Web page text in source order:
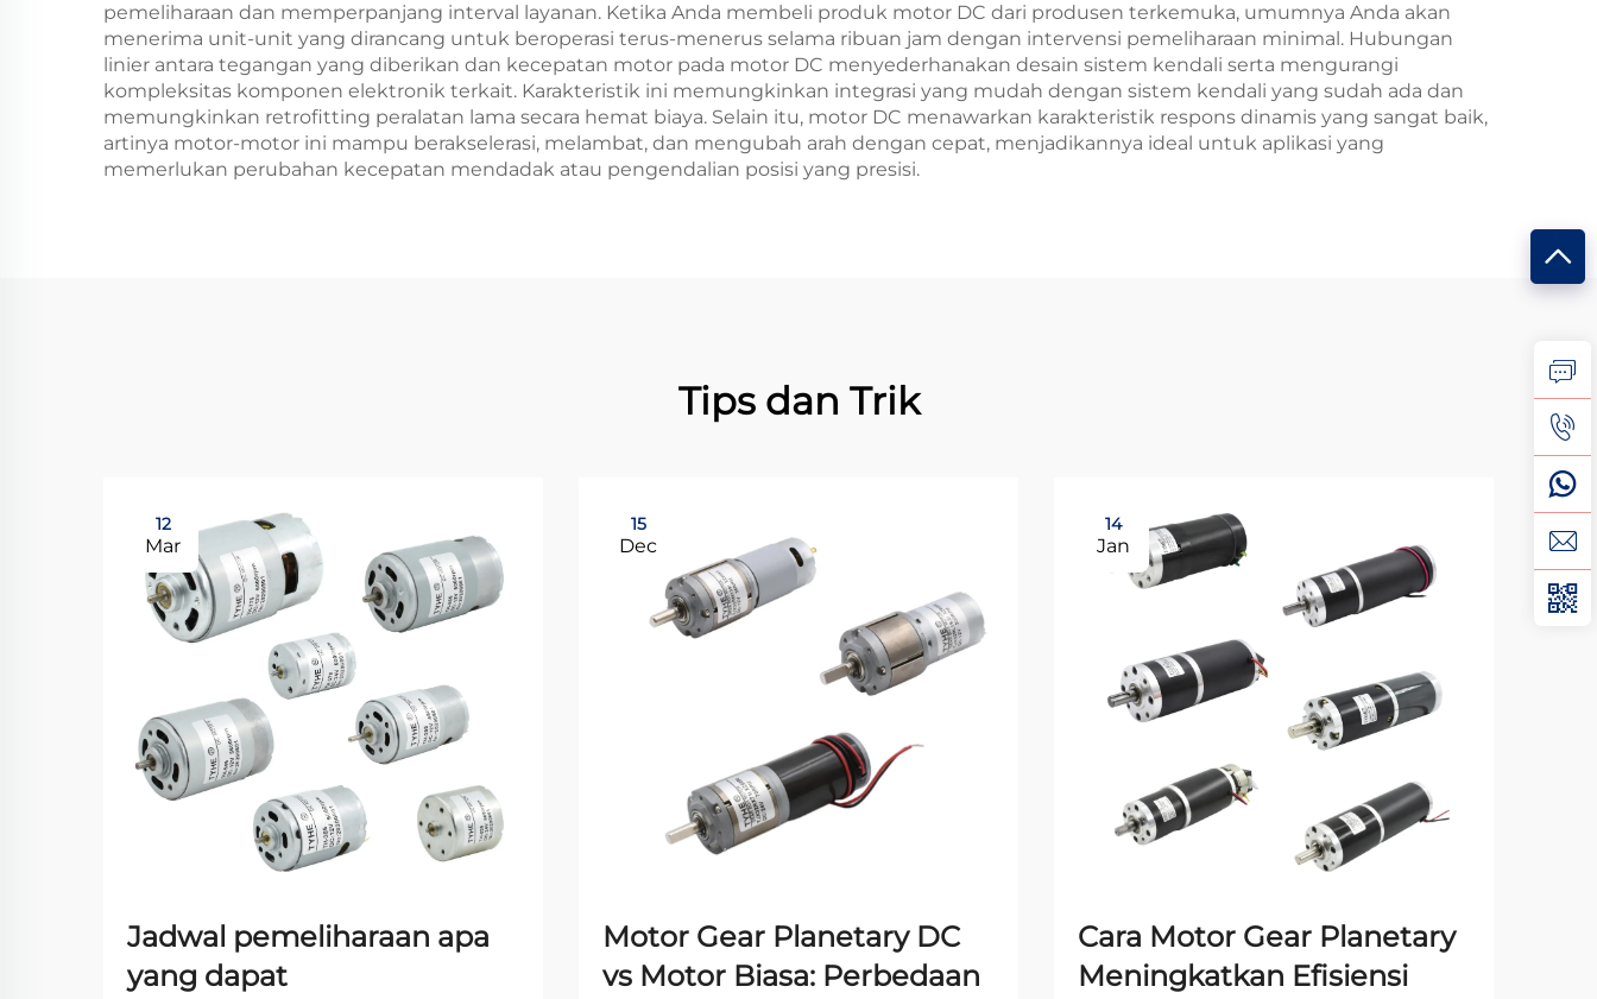
pemeliharaan dan memperpanjang interval layanan. Ketika Anda membeli produk motor DC dari produsen terkemuka, umumnya Anda akan
menerima unit-unit yang dirancang untuk beroperasi terus-menerus selama ribuan jam dengan intervensi pemeliharaan minimal. Hubungan
linier antara tegangan yang diberikan dan kecepatan motor pada motor DC menyederhanakan desain sistem kendali serta mengurangi
kompleksitas komponen elektronik terkait. Karakteristik ini memungkinkan integrasi yang mudah dengan sistem kendali yang sudah ada dan
memungkinkan retrofitting peralatan lama secara hemat biaya. Selain itu, motor DC menawarkan karakteristik respons dinamis yang sangat baik,
artinya motor-motor ini mampu berakselerasi, melambat, dan mengubah arah dengan cepat, menjadikannya ideal untuk aplikasi yang
memerlukan perubahan kecepatan mendadak atau pengendalian posisi yang presisi.
Tips dan Trik
12
Mar
Jadwal pemeliharaan apa
yang dapat
15
Dec
Motor Gear Planetary DC
vs Motor Biasa: Perbedaan
14
Jan
Cara Motor Gear Planetary
Meningkatkan Efisiensi